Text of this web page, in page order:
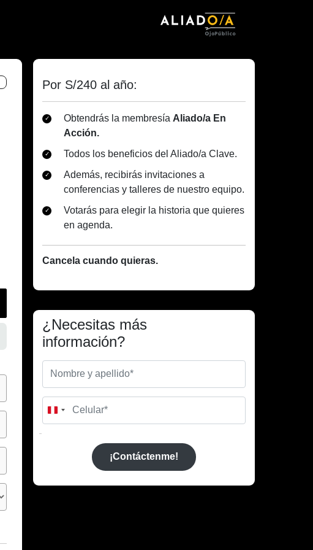
Por S/240 al año:
Obtendrás la membresía Aliado/a En
Acción.
Todos los beneficios del Aliado/a Clave.
Además, recibirás invitaciones a
conferencias y talleres de nuestro equipo.
Votarás para elegir la historia que quieres
en agenda.
Cancela cuando quieras.
¿Necesitas más
información?
Peru
¡Contáctenme!